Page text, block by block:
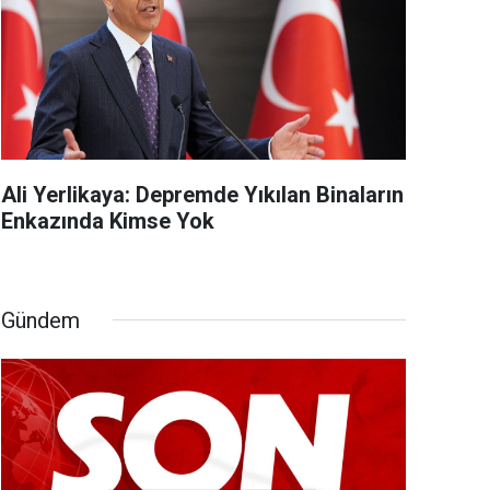
Ali Yerlikaya: Depremde Yıkılan Binaların
Enkazında Kimse Yok
Gündem